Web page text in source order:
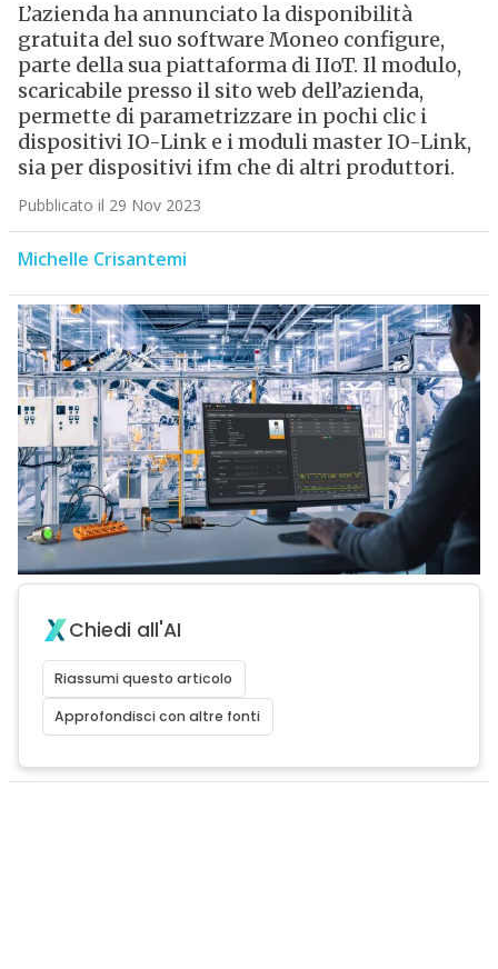
L’azienda ha annunciato la disponibilità
gratuita del suo software Moneo configure,
parte della sua piattaforma di IIoT. Il modulo,
scaricabile presso il sito web dell’azienda,
permette di parametrizzare in pochi clic i
dispositivi IO-Link e i moduli master IO-Link,
sia per dispositivi ifm che di altri produttori.
Pubblicato il 29 Nov 2023
Michelle Crisantemi
Chiedi all'AI
Riassumi questo articolo
Approfondisci con altre fonti